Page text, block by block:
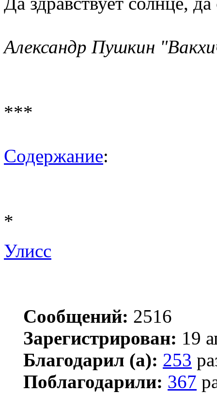
Александр Пушкин
***
Содержание:
*
Улисс
Сообщений: 2516
Зарегистрирован: 19
Благодарил (а): 253
Поблагодарили: 367